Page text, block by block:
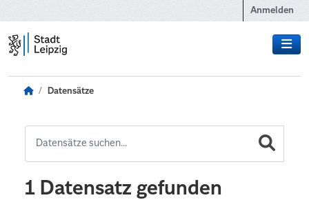
Anmelden
Datensätze
1 Datensatz gefunden